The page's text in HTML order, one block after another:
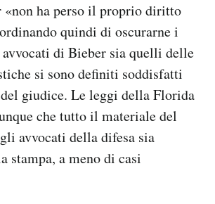
«non ha perso il proprio diritto
quindi di oscurarne i
di Bieber sia quelli delle
si sono definiti soddisfatti
giudice. Le leggi della Florida
che tutto il materiale del
avvocati della difesa sia
stampa, a meno di casi